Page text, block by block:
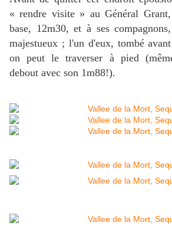
« rendre visite » au Général
base, 12m30, et à ses
majestueux ; l'un d'eux, tombé
on peut le traverser à pied
debout avec son 1m88!).